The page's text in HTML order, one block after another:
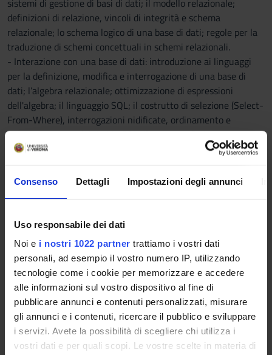
Consenso Dettagli Impostazioni degli annunci
Uso responsabile dei dati
Noi e i nostri 1022 partner trattiamo i vostri dati
personali, ad esempio il vostro numero IP, utilizzando
tecnologie come i cookie per memorizzare e accedere
alle informazioni sul vostro dispositivo al fine di
pubblicare annunci e contenuti personalizzati, misurare
gli annunci e i contenuti, ricercare il pubblico e sviluppare
i servizi. Avete la possibilità di scegliere chi utilizza i
vostri dati e per quali scopi. Le vostre scelte in materia di
sistemi di gestione di basi di dati; il modello relazionale;
definizioni di relazione, vincoli di integrità e schema
relazionale; lo schema logico di una base di dati; regole per la
traduzione di schemi concettuali in schemi relazionali.
- Interazione con una base di dati: introduzione ai linguaggi
per la definizione, modifica e interrogazione di una base di
dati; l’algebra relazionale; ottimizzazione di espressioni
dell'algebra; il linguaggio SQL; il costrutto di selezione (Select-
From-Where), interrogazioni nidificate, ordinamento e
raggruppamento dei dati in SQL; il concetto di vista.
Modalità di erogazione della didattica: lezioni frontali,
esercitazioni in aula con il docente, materiale didattico (lucidi)
Modulo di Laboratorio
--------------------------------
- Introduzione al relational data base management system
(RDBMS) PostgreSQL.
- Introduzione all'uso di SQL-2 in PostgreSQL (con estensioni).
- Ottimizzazione di query.
- Introduzione alle transazioni.
- Introduzione al linguaggio Python.